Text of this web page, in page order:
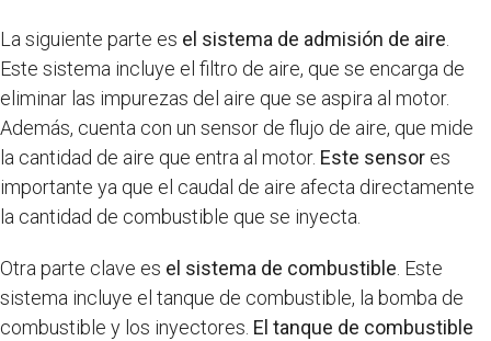
La siguiente parte es el sistema de admisión de aire
Este sistema incluye el filtro de aire, que se encarga de
eliminar las impurezas del aire que se aspira al motor.
Además, cuenta con un sensor de flujo de aire, que mide
la cantidad de aire que entra al motor. Este sensor es
importante ya que el caudal de aire afecta directamente
la cantidad de combustible que se inyecta.
Otra parte clave es el sistema de combustible . Este
sistema incluye el tanque de combustible, la bomba de
combustible y los inyectores. El tanque de combustible